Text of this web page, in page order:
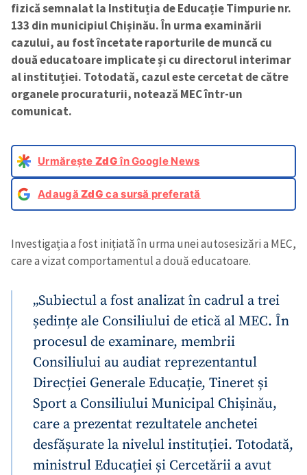
fizică semnalat la Instituția de Educație Timpurie nr.
133 din municipiul Chișinău. În urma examinării
cazului, au fost încetate raporturile de muncă cu
două educatoare implicate și cu directorul interimar
al instituției. Totodată, cazul este cercetat de către
organele procuraturii, notează MEC într-un
comunicat.
Urmărește ZdGîn Google News
AdaugăZdG ca sursă preferată
Investigația a fost inițiată în urma unei autosesizări a MEC,
care a vizat comportamentul a două educatoare.
„Subiectul a fost analizat în cadrul a trei
ședințe ale Consiliului de etică al MEC. În
procesul de examinare, membrii
Consiliului au audiat reprezentantul
Direcției Generale Educație, Tineret și
Sport a Consiliului Municipal Chișinău,
care a prezentat rezultatele anchetei
desfășurate la nivelul instituției. Totodată,
ministrul Educației și Cercetării a avut